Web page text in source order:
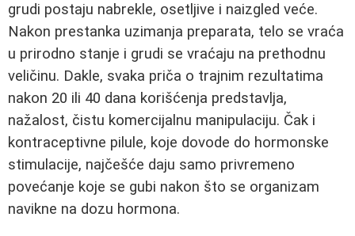
grudi postaju nabrekle, osetljive i naizgled veće.
Nakon prestanka uzimanja preparata, telo se vraća
u prirodno stanje i grudi se vraćaju na prethodnu
veličinu. Dakle, svaka priča o trajnim rezultatima
nakon 20 ili 40 dana korišćenja predstavlja,
nažalost, čistu komercijalnu manipulaciju. Čak i
kontraceptivne pilule, koje dovode do hormonske
stimulacije, najčešće daju samo privremeno
povećanje koje se gubi nakon što se organizam
navikne na dozu hormona.